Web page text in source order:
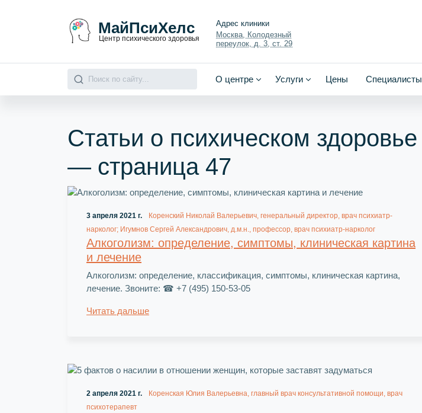
МайПсиХелс
Центр психического здоровья
Адрес клиники
Москва, Колодезный
переулок, д. 3, ст. 29
О центре Услуги Цены Специалисты
Статьи о психическом здоровье
— страница 47
3 апреля 2021 г.
Коренский Николай Валерьевич, генеральный директор, врач психиатр-
нарколог; Игумнов Сергей Александрович, д.м.н., профессор, врач психиатр-нарколог
Алкоголизм: определение, симптомы, клиническая картина
и лечение
Алкоголизм: определение, классификация, симптомы, клиническая картина,
лечение. Звоните: ☎ +7 (495) 150-53-05
Читать дальше
2 апреля 2021 г.
Коренская Юлия Валерьевна, главный врач консультативной помощи, врач
психотерапевт